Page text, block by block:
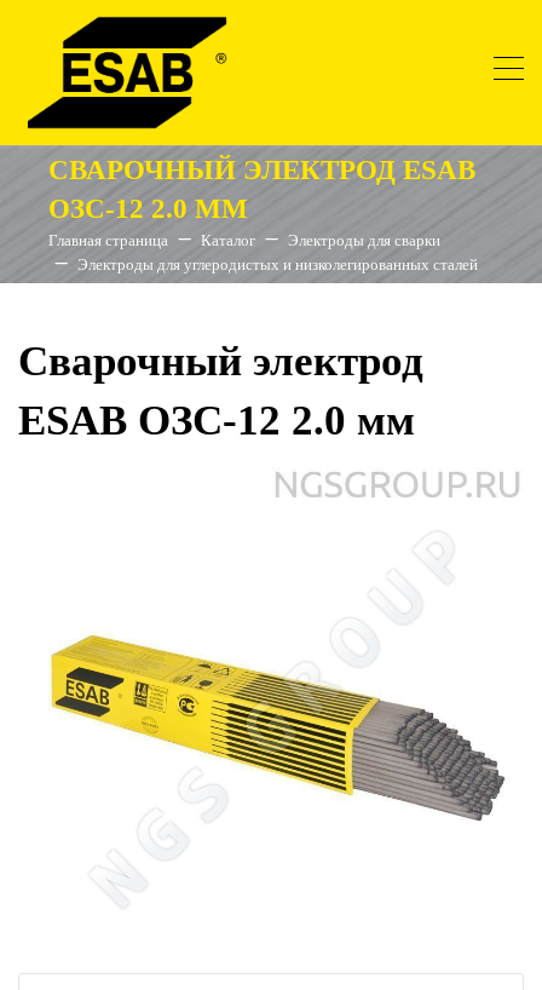
СВАРОЧНЫЙ ЭЛЕКТРОД ESAB
ОЗС-12 2.0 ММ
Главная страница Каталог
Электроды для сварки
Электроды для углеродистых и низколегированных сталей
Сварочный электрод
ESAB ОЗС-12 2.0 мм